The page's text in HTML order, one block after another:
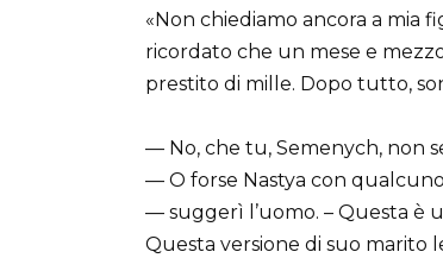
«Non chiediamo ancora a mia
ricordato che un mese e
prestito di mille. Dopo tutto,
— No, che tu, Semenych, non
— O forse Nastya con
— suggerì l’uomo. – Questa è
Questa versione di suo marito